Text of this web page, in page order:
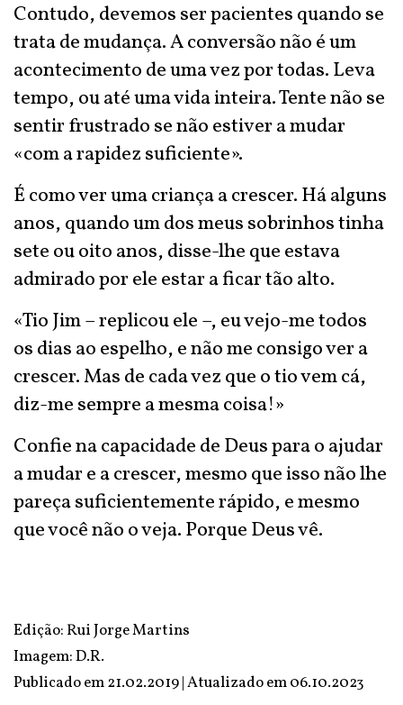
Contudo, devemos ser pacientes quando se
trata de mudança. A conversão não é um
acontecimento de uma vez por todas. Leva
tempo, ou até uma vida inteira. Tente não se
sentir frustrado se não estiver a mudar
«com a rapidez suficiente».
É como ver uma criança a crescer. Há alguns
anos, quando um dos meus sobrinhos tinha
sete ou oito anos, disse-lhe que estava
admirado por ele estar a ficar tão alto.
«Tio Jim – replicou ele –, eu vejo-me todos
os dias ao espelho, e não me consigo ver a
crescer. Mas de cada vez que o tio vem cá,
diz-me sempre a mesma coisa!»
Confie na capacidade de Deus para o ajudar
a mudar e a crescer, mesmo que isso não lhe
pareça suficientemente rápido, e mesmo
que você não o veja. Porque Deus vê.
Edição: Rui Jorge Martins
Imagem: D.R.
Publicado em 21.02.2019 | Atualizado em06.10.2023